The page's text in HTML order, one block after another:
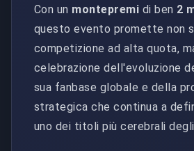
Con un montepremi di ben 2
questo evento promette non
competizione ad alta quota,
celebrazione dell'evoluzione
sua fanbase globale e della
strategica che continua a
uno dei titoli più cerebrali